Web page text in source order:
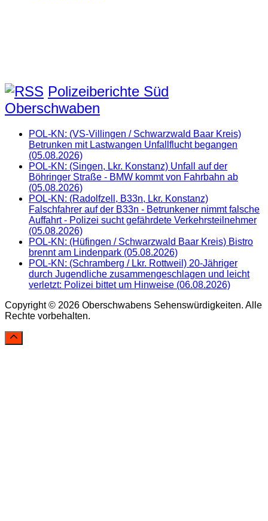
Polizeiberichte Süd
Oberschwaben
POL-KN: (VS-Villingen / Schwarzwald Baar Kreis)
Betrunken mit Lastwangen Unfallflucht begangen
(05.08.2026)
POL-KN: (Singen, Lkr. Konstanz) Unfall auf der
Böhringer Straße - BMW kommt von Fahrbahn ab
(05.08.2026)
POL-KN: (Radolfzell, B33n, Lkr. Konstanz)
Falschfahrer auf der B33n - Betrunkener nimmt falsche
Auffahrt - Polizei sucht gefährdete Verkehrsteilnehmer
(05.08.2026)
POL-KN: (Hüfingen / Schwarzwald Baar Kreis) Bistro
brennt am Lindenpark (05.08.2026)
POL-KN: (Schramberg / Lkr. Rottweil) 20-Jähriger
durch Jugendliche zusammengeschlagen und leicht
verletzt: Polizei bittet um Hinweise (06.08.2026)
Copyright © 2026 Oberschwabens Sehenswürdigkeiten. Alle
Rechte vorbehalten.